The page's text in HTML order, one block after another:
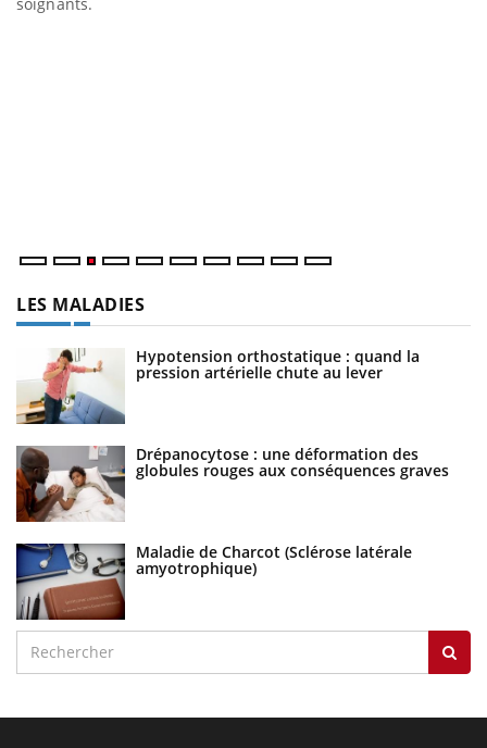
LES MALADIES
Hypotension orthostatique : quand la
pression artérielle chute au lever
Drépanocytose : une déformation des
globules rouges aux conséquences graves
Maladie de Charcot (Sclérose latérale
amyotrophique)